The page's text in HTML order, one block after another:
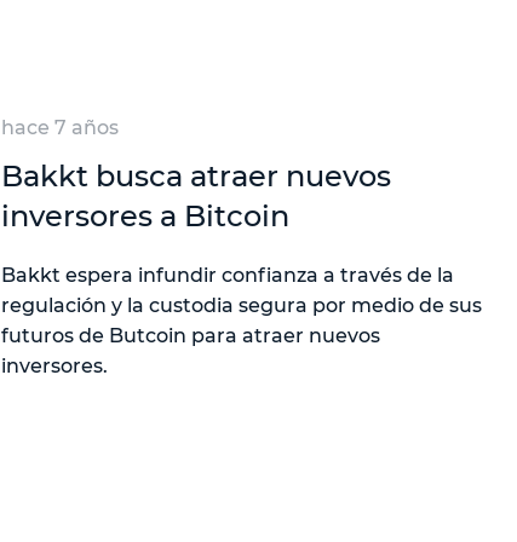
hace 7 años
Bakkt busca atraer nuevos
inversores a Bitcoin
Bakkt espera infundir confianza a través de la
regulación y la custodia segura por medio de sus
futuros de Butcoin para atraer nuevos
inversores.